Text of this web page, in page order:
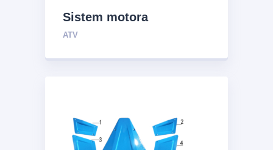
Sistem motora
ATV